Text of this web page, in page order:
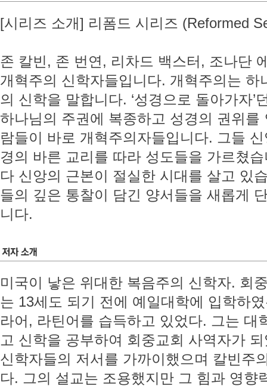
[시리즈 소개] 리폼드 시리즈 (Reformed
존 칼빈, 존 번연, 리차드 백스터, 조나단
개혁주의 신학자들입니다. 개혁주의는
의 신학을 말합니다. ‘성경으로 돌아가자
하나님의 주권에 복종하고 성경의 권위
람들이 바로 개혁주의자들입니다. 그들
경의 바른 교리를 따라 성도들을 가르쳤
다 신앙의 근본이 절실한 시대를 살고 있
들의 깊은 통찰이 담긴 양서들을 새롭게
니다.
미국이 낳은 위대한 복음주의 신학자. 회
는 13세도 되기 전에 예일대학에 입학하
라어, 라틴어를 습득하고 있었다. 그는 대
고 신학을 공부하여 회중교회 사역자가
신학자들의 저서를 가까이했으며 칼빈주
다. 그의 설교는 조용했지만 그 힘과 영향